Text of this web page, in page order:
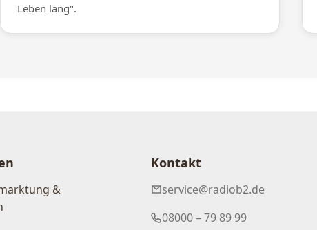
Leben lang".
&
Kontakt
service@radiob2.de
08000 – 79 89 99